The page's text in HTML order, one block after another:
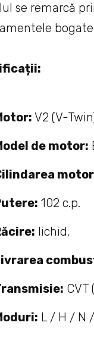
se remarcă
V2 (V-
de motor:
102 c.p.
lichid.
L / H / N